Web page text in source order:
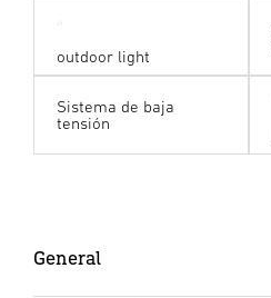
outdoor light
Sistema de baja
tensión
General